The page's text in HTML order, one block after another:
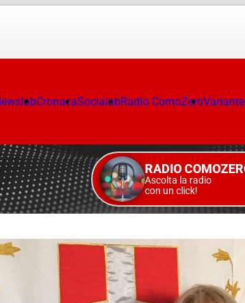
CronacaSocialabRadio ComoZero
RADIO
Ascolta la radio
con un click!